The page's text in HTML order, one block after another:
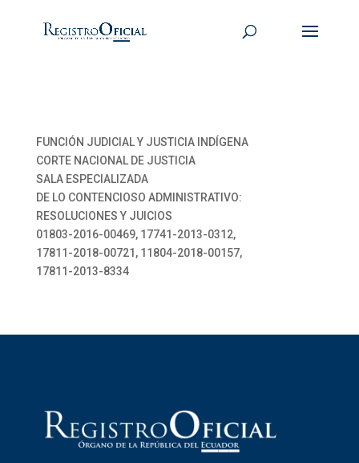
FUNCIÓN JUDICIAL Y JUSTICIA INDÍGENA
CORTE NACIONAL DE JUSTICIA
SALA ESPECIALIZADA
DE LO CONTENCIOSO ADMINISTRATIVO:
RESOLUCIONES Y JUICIOS
01803-2016-00469, 17741-2013-0312,
17811-2018-00721, 11804-2018-00157,
17811-2013-8334